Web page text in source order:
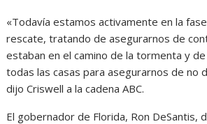
«Todavía estamos activamente en la
rescate, tratando de asegurarnos de
estaban en el camino de la tormenta y
todas las casas para asegurarnos de no
dijo Criswell a la cadena ABC.
El gobernador de Florida, Ron DeSantis,